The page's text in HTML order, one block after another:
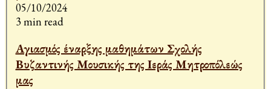
05/10/2024
3 min read
Αγιασμός έναρξης μαθημάτων Σχολής
Βυζαντινής Μουσικής της Ιεράς Μητροπόλεώς
μας